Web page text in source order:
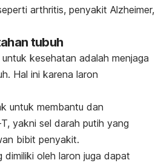
arthritis, penyakit Alzheimer,
tubuh
kesehatan adalah menjaga
Hal ini karena laron
untuk membantu dan
yakni sel darah putih yang
bibit penyakit.
oleh laron juga dapat